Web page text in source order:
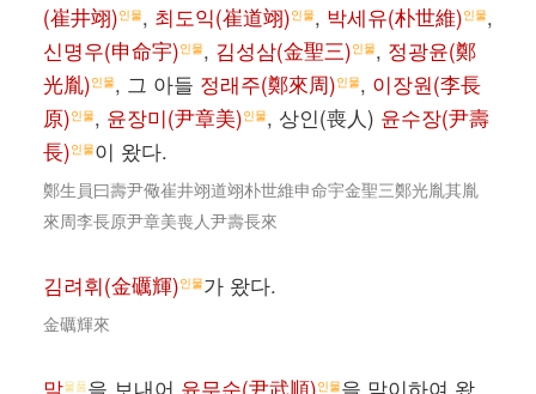
(崔井翊)인물, 최도익(崔道翊)인물, 박세유(朴世維)인물,
신명우(申命宇)인물, 김성삼(金聖三)인물, 정광윤(鄭
光胤)인물, 그 아들 정래주(鄭來周)인물, 이장원(李長
原)인물, 윤장미(尹章美)인물, 상인(喪人) 윤수장(尹壽
長)인물이 왔다.
鄭生員曰壽尹儆崔井翊道翊朴世維申命宇金聖三鄭光胤其胤
來周李長原尹章美喪人尹壽長來
김려휘(金礪輝)인물가 왔다.
金礪輝來
물품 인물